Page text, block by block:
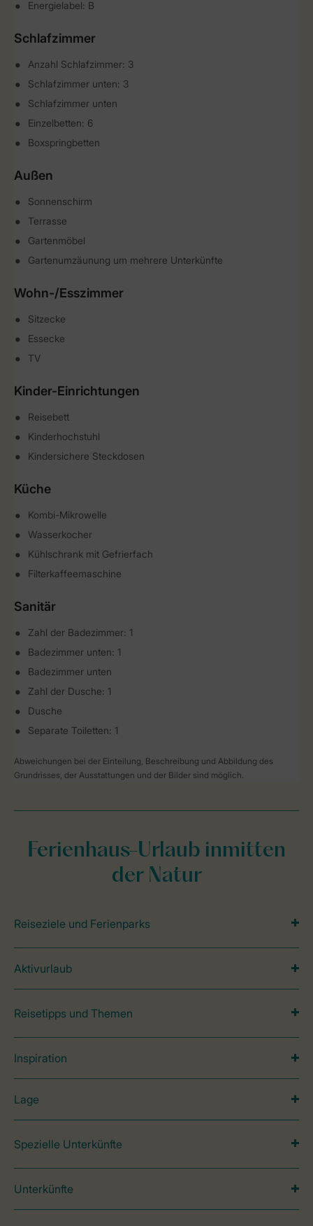
Energielabel: B
Schlafzimmer
Anzahl Schlafzimmer: 3
Schlafzimmer unten: 3
Schlafzimmer unten
Einzelbetten: 6
Boxspringbetten
Außen
Sonnenschirm
Terrasse
Gartenmöbel
Gartenumzäunung um mehrere Unterkünfte
Wohn-/Esszimmer
Sitzecke
Essecke
TV
Kinder-Einrichtungen
Reisebett
Kinderhochstuhl
Kindersichere Steckdosen
Küche
Kombi-Mikrowelle
Wasserkocher
Kühlschrank mit Gefrierfach
Filterkaffeemaschine
Sanitär
Zahl der Badezimmer: 1
Badezimmer unten: 1
Badezimmer unten
Zahl der Dusche: 1
Dusche
Separate Toiletten: 1
Abweichungen bei der Einteilung, Beschreibung und Abbildung des
Grundrisses, der Ausstattungen und der Bilder sind möglich.
Ferienhaus-Urlaub inmitten
der Natur
Reiseziele und Ferienparks
Aktivurlaub
Reisetipps und Themen
Inspiration
Lage
Spezielle Unterkünfte
Unterkünfte